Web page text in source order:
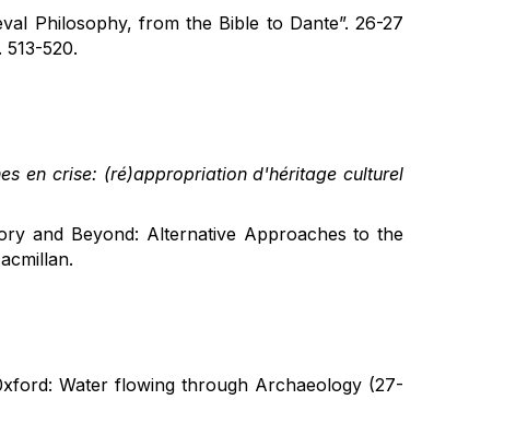
513-520.
en crise: (ré)appropriation d'héritage culturel
and Beyond: Alternative Approaches to the
Water flowing through Archaeology (27-